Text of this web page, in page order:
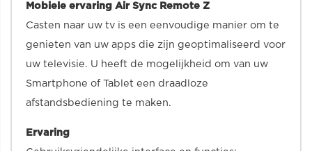
Mobiele ervaring Air Sync Remote Z
Casten naar uw tv is een eenvoudige manier om te
genieten van uw apps die zijn geoptimaliseerd voor
uw televisie. U heeft de mogelijkheid om van uw
Smartphone of Tablet een draadloze
afstandsbediening te maken.
Ervaring